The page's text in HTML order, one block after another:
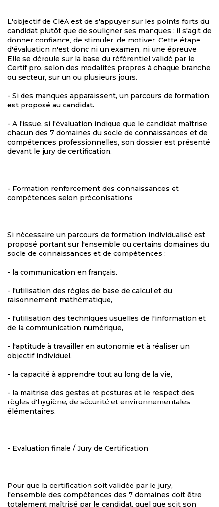
L'objectif de CléA est de s'appuyer sur les points forts du
candidat plutôt que de souligner ses manques : il s'agit de
donner confiance, de stimuler, de motiver. Cette étape
d'évaluation n'est donc ni un examen, ni une épreuve.
Elle se déroule sur la base du référentiel validé par le
Certif pro, selon des modalités propres à chaque branche
ou secteur, sur un ou plusieurs jours.
- Si des manques apparaissent, un parcours de formation
est proposé au candidat.
- A l'issue, si l'évaluation indique que le candidat maîtrise
chacun des 7 domaines du socle de connaissances et de
compétences professionnelles, son dossier est présenté
devant le jury de certification.
- Formation renforcement des connaissances et
compétences selon préconisations
Si nécessaire un parcours de formation individualisé est
proposé portant sur l'ensemble ou certains domaines du
socle de connaissances et de compétences :
- la communication en français,
- l'utilisation des règles de base de calcul et du
raisonnement mathématique,
- l'utilisation des techniques usuelles de l'information et
de la communication numérique,
- l'aptitude à travailler en autonomie et à réaliser un
objectif individuel,
- la capacité à apprendre tout au long de la vie,
- la maitrise des gestes et postures et le respect des
règles d'hygiène, de sécurité et environnementales
élémentaires.
- Evaluation finale / Jury de Certification
Pour que la certification soit validée par le jury,
l'ensemble des compétences des 7 domaines doit être
totalement maîtrisé par le candidat, quel que soit son